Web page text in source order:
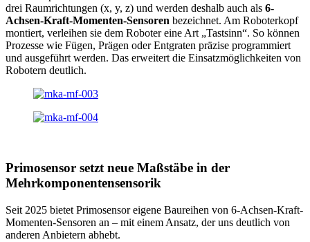
drei Raumrichtungen (x, y, z) und werden deshalb auch als 6-
Achsen-Kraft-Momenten-Sensoren bezeichnet. Am Roboterkopf
montiert, verleihen sie dem Roboter eine Art „Tastsinn“. So können
Prozesse wie Fügen, Prägen oder Entgraten präzise programmiert
und ausgeführt werden. Das erweitert die Einsatzmöglichkeiten von
Robotern deutlich.
Primosensor setzt neue Maßstäbe in der
Mehrkomponentensensorik
Seit 2025 bietet Primosensor eigene Baureihen von 6-Achsen-Kraft-
Momenten-Sensoren an – mit einem Ansatz, der uns deutlich von
anderen Anbietern abhebt.